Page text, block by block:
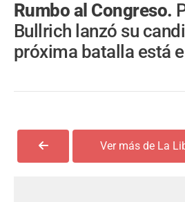
Rumbo al Congreso.
Bullrich lanzó su
próxima batalla está
Ver más de La